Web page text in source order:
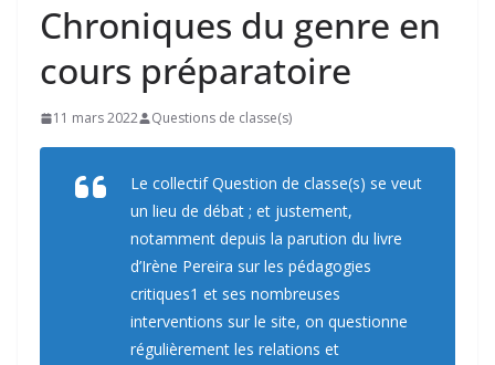
Chroniques du genre en
cours préparatoire
11 mars 2022 Questions de classe(s)
Le collectif Question de classe(s) se veut
un lieu de débat ; et justement,
notamment depuis la parution du livre
d’Irène Pereira sur les pédagogies
critiques1 et ses nombreuses
interventions sur le site, on questionne
régulièrement les relations et